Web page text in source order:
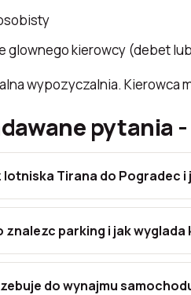
glownego kierowcy (debet
wypozyczalnia. Kierowca
pytania
Tirana do Pogradec
parking i jak wyglada
do wynajmu